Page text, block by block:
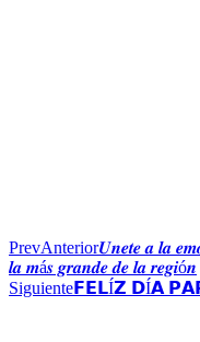
PrevAnterior𝑼𝒏𝒆𝒕𝒆 𝒂 𝒍𝒂
𝒍𝒂 𝒎á𝒔 𝒈𝒓𝒂𝒏𝒅𝒆 𝒅𝒆 𝒍𝒂 𝒓𝒆𝒈𝒊ó𝒏
Siguiente 𝗙𝗘𝗟Í𝗭 𝗗Í𝗔